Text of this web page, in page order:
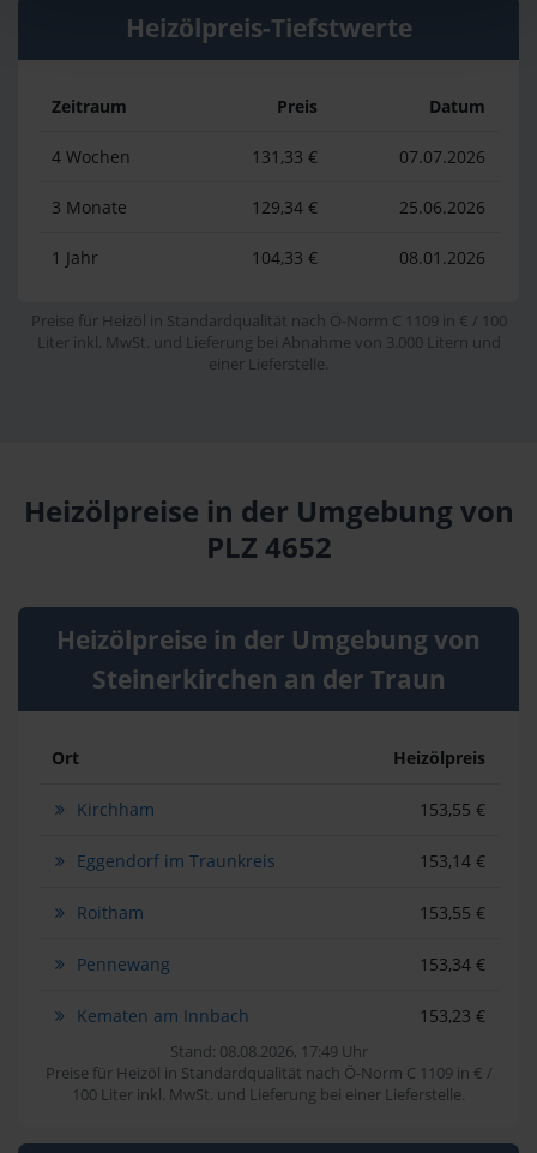
Heizölpreis-Tiefstwerte
Zeitraum Preis Datum
4 Wochen 131,33 € 07.07.2026
3 Monate 129,34 € 25.06.2026
1 Jahr 104,33 € 08.01.2026
Preise für Heizöl in Standardqualität nach Ö-Norm C 1109 in € / 100
Liter inkl. MwSt. und Lieferung bei Abnahme von 3.000 Litern und
einer Lieferstelle.
Heizölpreise in der Umgebung von
PLZ 4652
Heizölpreise in der Umgebung von
Steinerkirchen an der Traun
Ort Heizölpreis
Kirchham 153,55 €
Eggendorf im Traunkreis 153,14 €
Roitham 153,55 €
Pennewang 153,34 €
Kematen am Innbach 153,23 €
Stand: 08.08.2026, 17:49 Uhr
Preise für Heizöl in Standardqualität nach Ö-Norm C 1109 in € /
100 Liter inkl. MwSt. und Lieferung bei einer Lieferstelle.